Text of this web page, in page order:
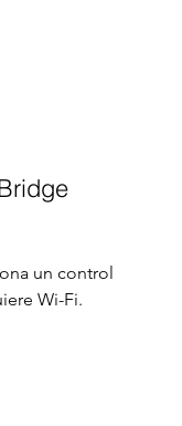
un control
Wi-Fi.